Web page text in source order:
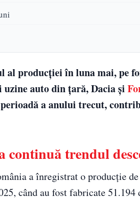
al producției în luna mai, pe
uzine auto din țară, Dacia și
a anului trecut,
continuă trendul
a înregistrat o producție de
când au fost fabricate 51.194